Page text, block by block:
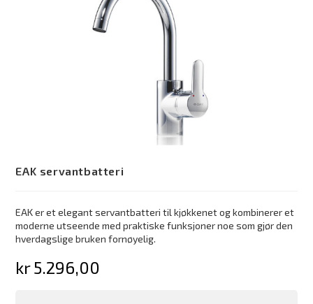
EAK servantbatteri
EAK er et elegant servantbatteri til kjøkkenet og kombinerer et
moderne utseende med praktiske funksjoner noe som gjør den
hverdagslige bruken fornøyelig.
kr5.296,00